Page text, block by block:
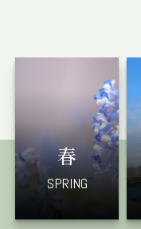
春
SPRING